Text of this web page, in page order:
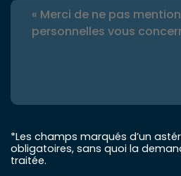
*Les champs marqués d’un
obligatoires, sans quoi la
traitée.